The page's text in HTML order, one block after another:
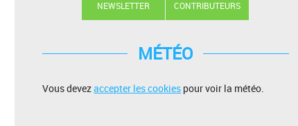
NEWSLETTER
CONTRIBUTEURS
MÉTÉO
Vous devezaccepter les cookies pour voir la météo.